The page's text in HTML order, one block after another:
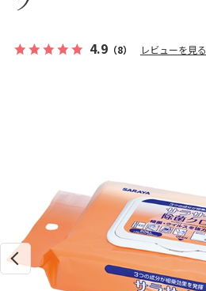
4.9（8） レビューを見る